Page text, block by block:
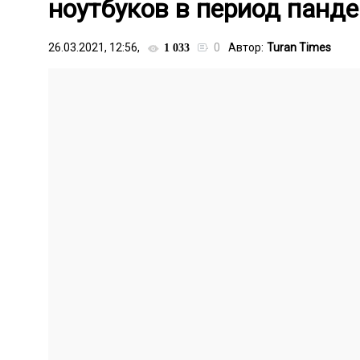
ноутбуков в период
26.03.2021, 12:56, 1 033 0 Автор: Turan Times